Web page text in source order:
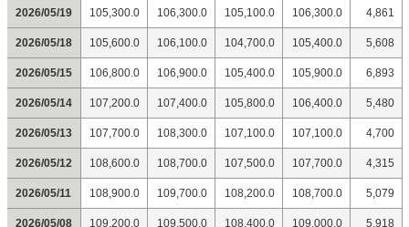
2026/05/19 105,300.0 106,300.0 105,100.0 106,300.0 4,861
2026/05/18 105,600.0 106,100.0 104,700.0 105,400.0 5,608
2026/05/15 106,800.0 106,900.0 105,400.0 105,900.0 6,893
2026/05/14 107,200.0 107,400.0 105,800.0 106,400.0 5,480
2026/05/13 107,700.0 108,300.0 107,100.0 107,100.0 4,700
2026/05/12 108,600.0 108,700.0 107,500.0 107,700.0 4,315
2026/05/11 108,900.0 109,700.0 108,200.0 108,700.0 5,079
2026/05/08 109,200.0 109,500.0 108,400.0 109,000.0 5,918